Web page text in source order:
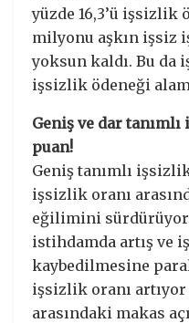
yüzde 16,3’ü işsizlik
milyonu aşkın işsiz
yoksun kaldı. Bu da
işsizlik ödeneği
Geniş ve dar
puan!
Geniş tanımlı
işsizlik oranı
eğilimini
istihdamda artış ve
kaybedilmesine
işsizlik oranı
arasındaki makas